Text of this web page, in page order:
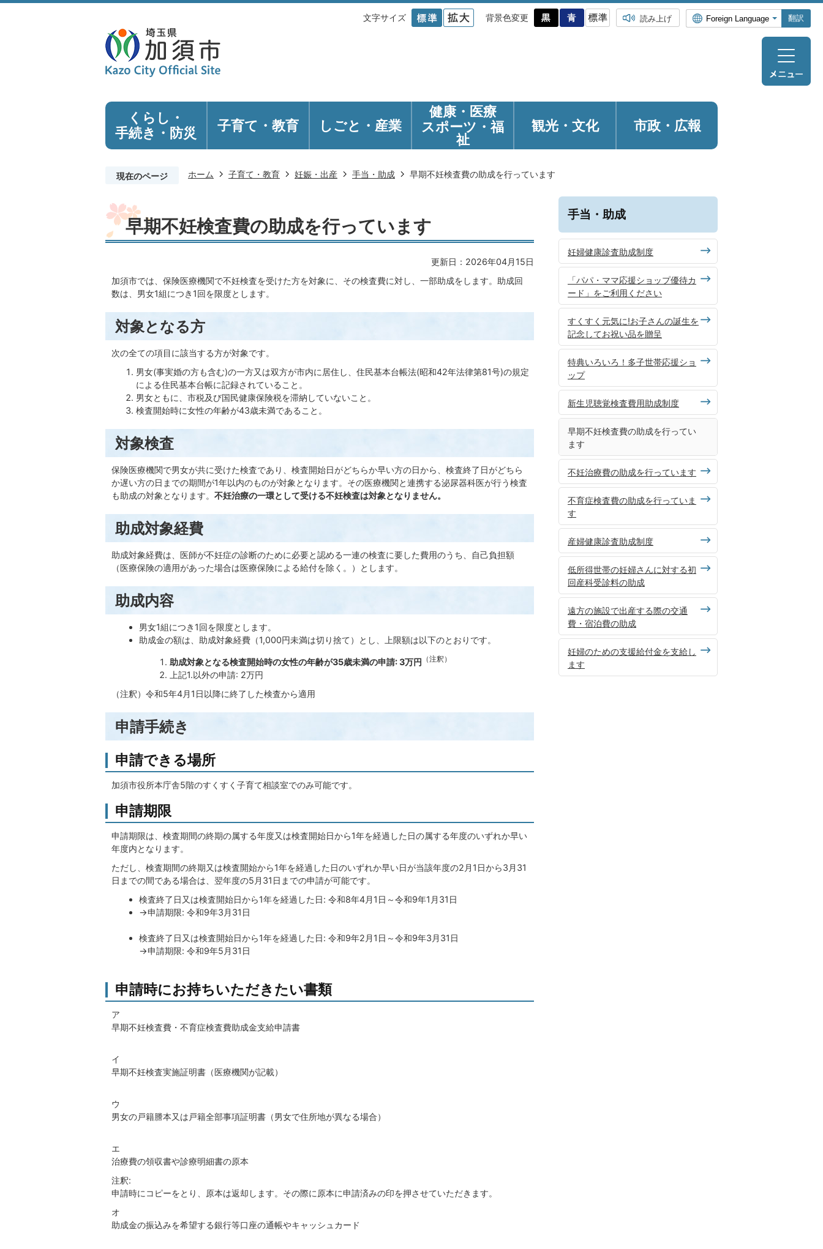
文字サイズ 背景色変更 読み上げ 翻訳
くらし・
手続き ・防災 子育て・教育 しごと・産業
健康・医療
スポーツ・福
祉
観光・ 文化 市政・広報
現在のページ ホーム 子育て・教育 妊娠・出産 手当・助成 早期不妊検査費の助成を行っています
早期不妊検査費の助成を行っています
更新日：2026年04月15日
加須市では、保険医療機関で不妊検査を受けた方を対象に、その検査費に対し、一部助成をします。助成回
数は、男女1組につき1回を限度とします。
対象となる方
次の全ての項目に該当する方が対象です。
男女(事実婚の方も含む)の一方又は双方が市内に居住し、住民基本台帳法(昭和42年法律第81号)の規定
による住民基本台帳に記録されていること。
男女ともに、市税及び国民健康保険税を滞納していないこと。
検査開始時に女性の年齢が43歳未満であること。
対象検査
保険医療機関で男女が共に受けた検査であり、検査開始日がどちらか早い方の日から、検査終了日がどちら
か遅い方の日までの期間が1年以内のものが対象となります。その医療機関と連携する泌尿器科医が行う検査
も助成の対象となります。 不妊治療の一環として受ける不妊検査は対象となりません。
助成対象経費
助成対象経費は、医師が不妊症の診断のために必要と認める一連の検査に要した費用のうち、自己負担額
（医療保険の適用があった場合は医療保険による給付を除く。）とします。
助成内容
男女1組につき1回を限度とします。
助成金の額は、助成対象経費（1,000円未満は切り捨て）とし、上限額は以下のとおりです。
助成対象となる検査開始時の女性の年齢が35歳未満の申請: 3万円 （注釈）
上記1.以外の申請: 2万円
（注釈）令和5年4月1日以降に終了した検査から適用
申請手続き
申請できる場所
加須市役所本庁舎5階のすくすく子育て相談室でのみ可能です。
申請期限
申請期限は、検査期間の終期の属する年度又は検査開始日から1年を経過した日の属する年度のいずれか早い
年度内となります。
ただし、検査期間の終期又は検査開始から1年を経過した日のいずれか早い日が当該年度の2月1日から3月31
日までの間である場合は、翌年度の5月31日までの申請が可能です。
検査終了日又は検査開始日から1年を経過した日: 令和8年4月1日～令和9年1月31日
→申請期限: 令和9年3月31日
検査終了日又は検査開始日から1年を経過した日: 令和9年2月1日～令和9年3月31日
→申請期限: 令和9年5月31日
申請時にお持ちいただきたい書類
ア
早期不妊検査費・不育症検査費助成金支給申請書
イ
早期不妊検査実施証明書（医療機関が記載）
ウ
男女の戸籍謄本又は戸籍全部事項証明書（男女で住所地が異なる場合）
エ
治療費の領収書や診療明細書の原本
注釈:
申請時にコピーをとり、原本は返却します。その際に原本に申請済みの印を押させていただきます。
オ
助成金の振込みを希望する銀行等口座の通帳やキャッシュカード
手当・助成
妊婦健康診査助成制度
「パパ・ママ応援ショップ優待カ
ード」をご利用ください
すくすく元気に!お子さんの誕生を
記念してお祝い品を贈呈
特典いろいろ！多子世帯応援ショ
ップ
新生児聴覚検査費用助成制度
早期不妊検査費の助成を行ってい
ます
不妊治療費の助成を行っています
不育症検査費の助成を行っていま
す
産婦健康診査助成制度
低所得世帯の妊婦さんに対する初
回産科受診料の助成
遠方の施設で出産する際の交通
費・宿泊費の助成
妊婦のための支援給付金を支給し
ます